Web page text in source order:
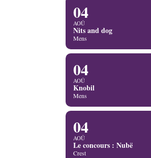
04
AOÛ
Nits and dog
Mens
04
AOÛ
Knobil
Mens
04
AOÛ
Le concours : Nubë
Crest